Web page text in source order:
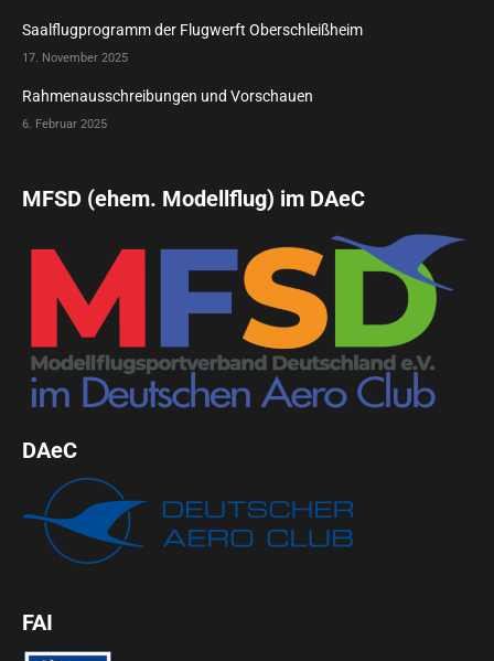
Saalflugprogramm der Flugwerft Oberschleißheim
17. November 2025
Rahmenausschreibungen und Vorschauen
6. Februar 2025
MFSD (ehem. Modellflug) im DAeC
DAeC
FAI